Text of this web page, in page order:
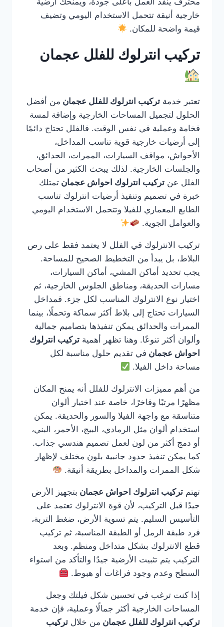
خارجية أنيقة تتحمل الاستخدام اليومي وتضيف
قيمة واضحة للمكان.
تركيب انترلوك للفلل عجمان
تعتبر خدمة تركيب انترلوك للفلل عجمان من أفضل
الحلول لتجميل المساحات الخارجية وإضافة لمسة
فخامة وعملية في نفس الوقت. فالفلل تحتاج دائمًا
إلى أرضيات خارجية قوية تناسب المداخل،
الأحواش، مواقف السيارات، الممرات، الحدائق،
والجلسات الخارجية. لذلك يبحث الكثير من أصحاب
الفلل عن تركيب انترلوك احواش عجمان تمتلك
خبرة في تصميم وتنفيذ أرضيات انترلوك تناسب
الطابع المعماري للفيلا وتتحمل الاستخدام اليومي
والعوامل الجوية.
تركيب الانترلوك في الفلل لا يعتمد فقط على رص
البلاط، بل يبدأ من التخطيط الصحيح للمساحة.
يجب تحديد أماكن المشي، أماكن السيارات،
مسارات الحديقة، ومناطق الجلوس الخارجية، ثم
اختيار نوع الانترلوك المناسب لكل جزء. فمداخل
السيارات تحتاج إلى بلاط أكثر سماكة وتحملًا، بينما
الممرات والحدائق يمكن تنفيذها بتصاميم جمالية
وألوان أكثر تنوعًا. وهنا تظهر أهمية تركيب انترلوك
احواش عجمان في تقديم حلول مناسبة لكل
مساحة داخل الفيلا.
من أهم مميزات الانترلوك للفلل أنه يمنح المكان
مظهرًا مرتبًا وفاخرًا، خاصة عند اختيار ألوان
متناسقة مع واجهة الفيلا والسور والحديقة. يمكن
استخدام ألوان مثل الرمادي، البيج، الأحمر، البني،
أو دمج أكثر من لون لعمل تصميم هندسي جذاب.
كما يمكن تنفيذ حدود جانبية بلون مختلف لإظهار
شكل الممرات والمداخل بطريقة أنيقة.
تهتم تركيب انترلوك احواش عجمان بتجهيز الأرض
جيدًا قبل التركيب، لأن قوة الانترلوك تعتمد على
التأسيس السليم. يتم تسوية الأرض، ضغط التربة،
فرد طبقة الرمل أو الطبقة المناسبة، ثم تركيب
قطع الانترلوك بشكل متداخل ومنظم. وبعد
التركيب يتم تثبيت الأرضية جيدًا والتأكد من استواء
السطح وعدم وجود فراغات أو هبوط.
إذا كنت ترغب في تحسين شكل فيلتك وجعل
المساحات الخارجية أكثر جمالًا وعملية، فإن خدمة
تركيب انترلوك للفلل عجمان من خلال تركيب